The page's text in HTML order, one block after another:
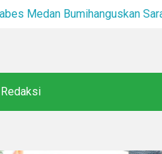
Redaksi